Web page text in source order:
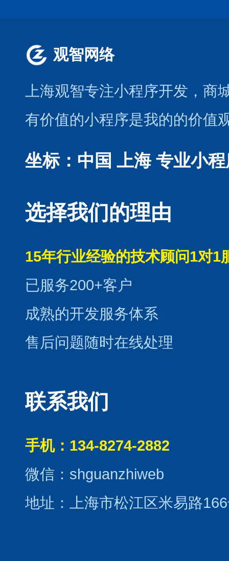
观智网络
上海观智专注小程序开发 ，商
有价值的小程序是我的的价值
坐标：中国 上海 专业小
选择我们的理由
15年行业经验的技术顾问1对1
已服务200+客户
成熟的开发服务体系
售后问题随时在线处理
联系我们
手机：134-8274-2882
微信：shguanzhiweb
地址：上海市松江区米易路